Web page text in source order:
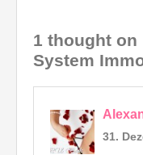
1 thought on
System
31.